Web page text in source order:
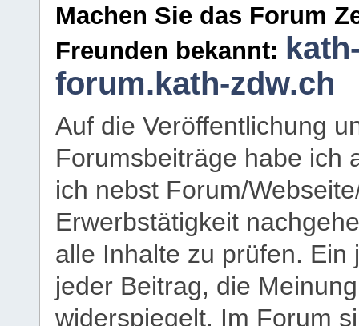
Machen Sie das Forum
Freunden bekannt:
forum.kath-zdw.ch
Auf die Veröffentlichung
Forumsbeiträge habe ich
ich nebst Forum/
Erwerbstätigkeit
alle Inhalte zu prüfen.
jeder Beitrag, die
widerspiegelt. Im Forum